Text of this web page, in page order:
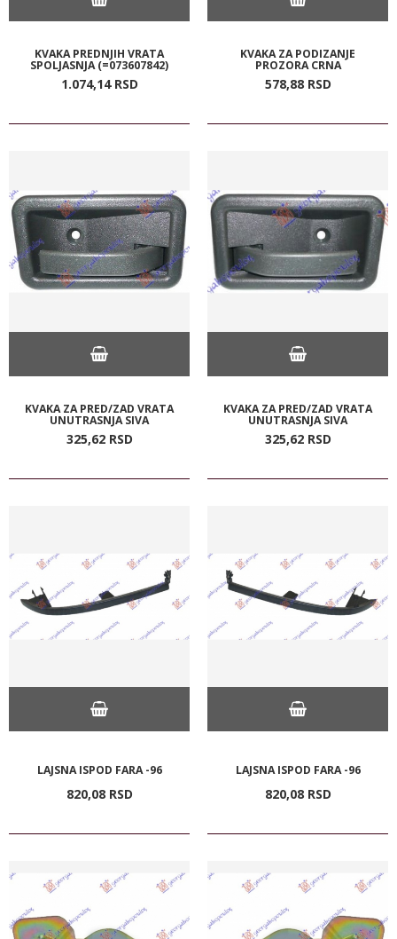
KVAKA PREDNJIH VRATA
SPOLJASNJA (=073607842)
1.074,14 RSD
KVAKA ZA PODIZANJE
PROZORA CRNA
578,88 RSD
KVAKA ZA PRED/ZAD VRATA
UNUTRASNJA SIVA
325,62 RSD
KVAKA ZA PRED/ZAD VRATA
UNUTRASNJA SIVA
325,62 RSD
LAJSNA ISPOD FARA -96
820,08 RSD
LAJSNA ISPOD FARA -96
820,08 RSD